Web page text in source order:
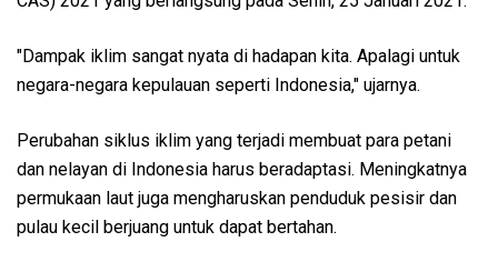
"Dampak iklim sangat nyata di hadapan kita. Apalagi untuk
negara-negara kepulauan seperti Indonesia," ujarnya.
Perubahan siklus iklim yang terjadi membuat para petani
dan nelayan di Indonesia harus beradaptasi. Meningkatnya
permukaan laut juga mengharuskan penduduk pesisir dan
pulau kecil berjuang untuk dapat bertahan.